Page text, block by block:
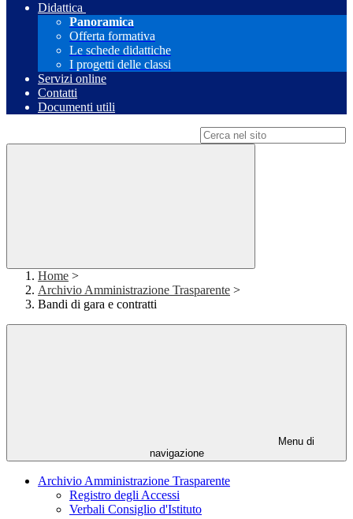
Didattica
Panoramica
Offerta formativa
Le schede didattiche
I progetti delle classi
Servizi online
Contatti
Documenti utili
Home >
Archivio Amministrazione Trasparente >
Bandi di gara e contratti
Menu di
navigazione
Archivio Amministrazione Trasparente
Registro degli Accessi
Verbali Consiglio d'Istituto